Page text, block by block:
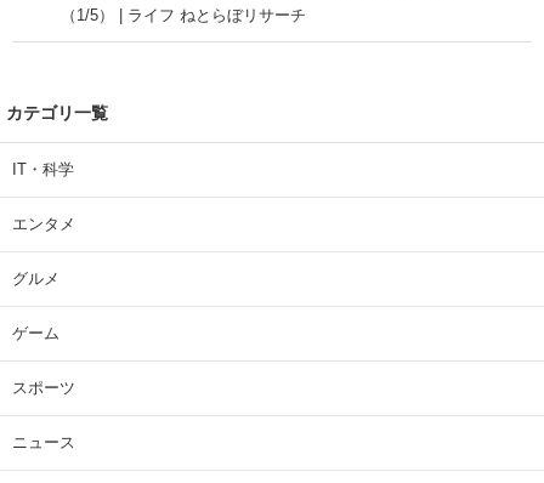
（1/5） | ライフ ねとらぼリサーチ
カテゴリ一覧
IT・科学
エンタメ
グルメ
ゲーム
スポーツ
ニュース